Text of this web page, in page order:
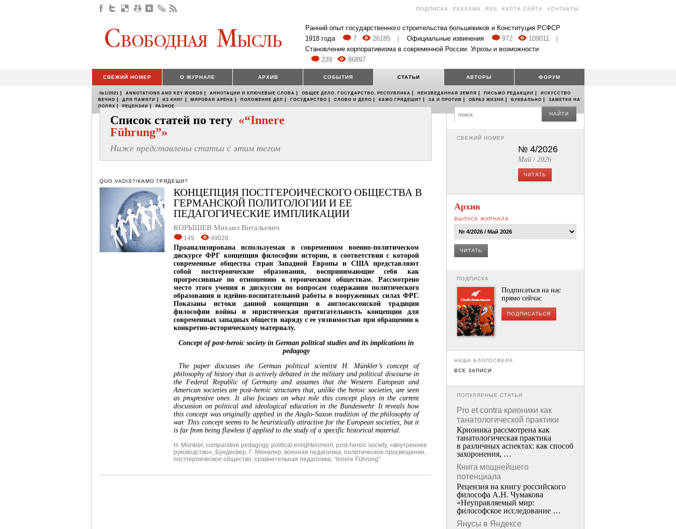
ПОДПИСКА РЕКЛАМА RSS КАРТА САЙТА КОНТАКТЫ
Ранний опыт государственного строительства большевиков и Конституция РСФСР
1918 года
7 26185 Официальные извинения 972 109011
Становление корпоративизма в современной России. Угрозы и возможности
239
86897
СВЕЖИЙ НОМЕР О ЖУРНАЛЕ АРХИВ СОБЫТИЯ СТАТЬИ АВТОРЫ ФОРУМ
№1/2021 | ANNOTATIONS AND KEY WORDS | АННОТАЦИИ И КЛЮЧЕВЫЕ СЛОВА | ОБЩЕЕ ДЕЛО, ГОСУДАРСТВО, РЕСПУБЛИКА | НЕИЗВЕДАННАЯ ЗЕМЛЯ | ПИСЬМО РЕДАКЦИИ |
ИСКУССТВО
ВЕЧНО | ДЛЯ ПАМЯТИ | ИЗ КНИГ | МИРОВАЯ АРЕНА | ПОЛОЖЕНИЕ ДЕЛ | ГОСУДАРСТВО | СЛОВО И ДЕЛО | КАМО ГРЯДЕШИ? | ЗА И ПРОТИВ | ОБРАЗ ЖИЗНИ | БУКВАЛЬНО |
ЗАМЕТКИ НА
ПОЛЯХ | РЕЦЕНЗИИ | РАЗНОЕ
Список статей по тегу «“Innere
Führung”»
Ниже представлены статьи с этим тегом
QUO VADIS?/КАМО ГРЯДЕШИ?
КОНЦЕПЦИЯ ПОСТГЕРОИЧЕСКОГО ОБЩЕСТВА В
ГЕРМАНСКОЙ ПОЛИТОЛОГИИ И ЕЕ
ПЕДАГОГИЧЕСКИЕ ИМПЛИКАЦИИ
КОРЫШЕВ Михаил Витальевич
149 49028
Проанализирована используемая в современном военно-политическом
дискурсе ФРГ концепция философии истории, в соответствии с которой
современные общества стран Западной Европы и США представляют
собой постгероические образования, воспринимающие себя как
прогрессивные по отношению к героическим обществам. Рассмотрено
место этого учения в дискуссии по вопросам содержания политического
образования и идейно-воспитательной работы в вооруженных силах ФРГ.
Показаны истоки данной концепции в англосаксонской традиции
философии войны и эвристическая притягательность концепции для
современных западных обществ наряду с ее уязвимостью при обращении к
конкретно-историческому материалу.
Concept of post-heroic society in German political studies and its implications in
pedagogy
The paper discusses the German political scientist H. Münkler’s concept of
philosophy of history that is actively debated in the military and political discourse in
the Federal Republic of Germany and assumes that the Western European and
American societies are post-heroic structures that, unlike the heroic societies, are seen
as progressive ones. It also focuses on what role this concept plays in the current
discussion on political and ideological education in the Bundeswehr. It reveals how
this concept was originally applied in the Anglo-Saxon tradition of the philosophy of
war. This concept seems to be heuristically attractive for the European societies, but it
is far from being flawless if applied to the study of a specific historical material.
H. Münkler, comparative pedagogy, political enlightenment, post-heroic society, «внутреннее
руководство», Бундесвер, Г. Мюнклер, военная педагогика, политическое просвещение,
постгероическое общество, сравнительная педагогика, “Innere Führung”
НАЙТИ
СВЕЖИЙ НОМЕР
№ 4/2026
Май / 2026
ЧИТАТЬ
Архив
ВЫПУСК ЖУРНАЛА
ЧИТАТЬ
ПОДПИСКА
Подписаться на нас
прямо сейчас
ПОДПИСАТЬСЯ
НАША БЛОГОСФЕРА
ВСЕ ЗАПИСИ
ПОПУЛЯРНЫЕ СТАТЬИ
Pro et contra крионики как
танатологической практики
Крионика рассмотрена как
танатологическая практика
в различных аспектах: как способ
захоронения, …
Книга мощнейшего
потенциала
Рецензия на книгу российского
философа А.Н. Чумакова
«Неуправляемый мир:
философское исследование …
Янусы в Яндексе